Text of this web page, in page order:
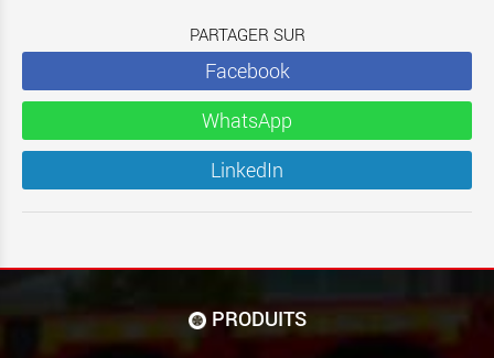
PARTAGER SUR
Facebook
WhatsApp
LinkedIn
PRODUITS